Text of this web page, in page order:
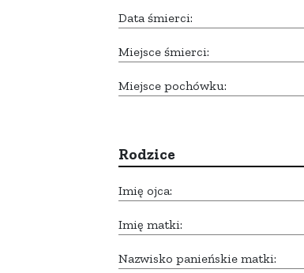
Data śmierci:
Miejsce śmierci:
Miejsce pochówku:
Rodzice
Imię ojca:
Imię matki:
Nazwisko panieńskie matki: